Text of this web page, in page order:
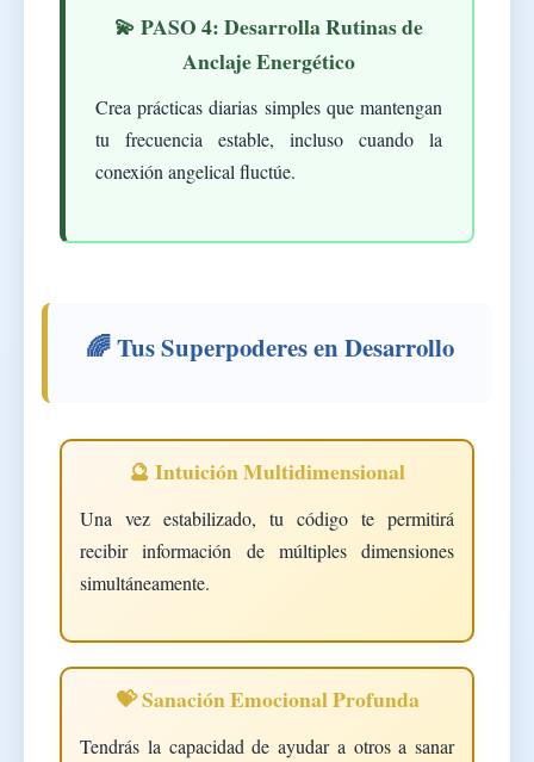
💫 PASO 4: Desarrolla Rutinas de
Anclaje Energético
Crea prácticas diarias simples que mantengan
tu frecuencia estable, incluso cuando la
conexión angelical fluctúe.
🌈 Tus Superpoderes en Desarrollo
🔮 Intuición Multidimensional
Una vez estabilizado, tu código te permitirá
recibir información de múltiples dimensiones
simultáneamente.
💝 Sanación Emocional Profunda
Tendrás la capacidad de ayudar a otros a sanar